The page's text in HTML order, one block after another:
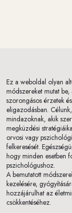
Ez a weboldal olyan
módszereket mutat
szorongásos érzetek
eligazodásban.
mindazoknak, akik
megküzdési
orvosi vagy
felkeresését.
hogy minden esetben
pszichológushoz.
A bemutatott
kezelésére,
hozzájárulhat az
csökkentéséhez.